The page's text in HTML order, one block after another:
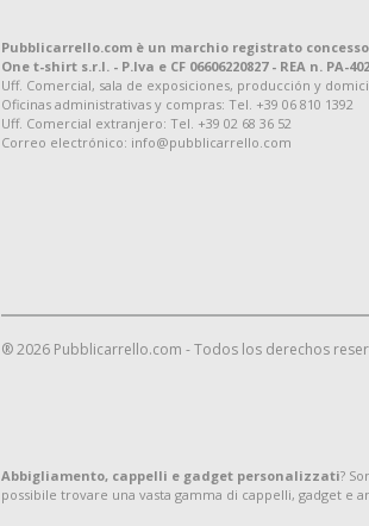
Pubblicarrello.com è un marchio registrato
One t-shirt s.r.l. - P.Iva e CF 06606220827 - REA n. PA-
Uff. Comercial, sala de exposiciones, producción y
Oficinas administrativas y compras: Tel. +39 06 810 1392
Uff. Comercial extranjero: Tel. +39 02 68 36 52
Correo electrónico: info@pubblicarrello.com
® 2026 Pubblicarrello.com - Todos los derechos
Abbigliamento, cappelli e gadget personalizzati?
possibile trovare una vasta gamma di cappelli, gadget e